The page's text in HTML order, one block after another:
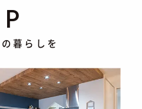
暮らしを